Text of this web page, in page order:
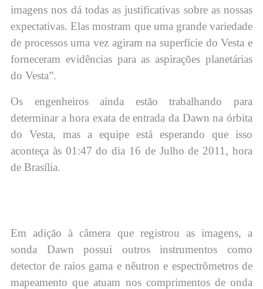
imagens nos dá todas as justificativas sobre as nossas
expectativas. Elas mostram que uma grande variedade
de processos uma vez agiram na superfície do Vesta e
forneceram evidências para as aspirações planetárias
do Vesta”.
Os engenheiros ainda estão trabalhando para
determinar a hora exata de entrada da Dawn na órbita
do Vesta, mas a equipe está esperando que isso
aconteça às 01:47 do dia 16 de Julho de 2011, hora
de Brasília.
Em adição à câmera que registrou as imagens, a
sonda Dawn possui outros instrumentos como
detector de raios gama e nêutron e espectrômetros de
mapeamento que atuam nos comprimentos de onda